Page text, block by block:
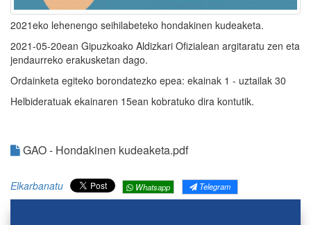
2021eko lehenengo seihilabeteko hondakinen kudeaketa.
2021-05-20ean Gipuzkoako Aldizkari Ofizialean argitaratu zen eta
jendaurreko erakusketan dago.
Ordainketa egiteko borondatezko epea: ekainak 1 - uztailak 30
Helbideratuak ekainaren 15ean kobratuko dira kontutik.
GAO - Hondakinen kudeaketa.pdf
Elkarbanatu Whatsapp Telegram